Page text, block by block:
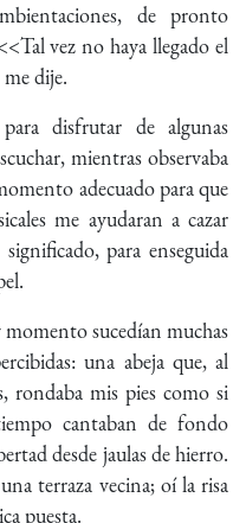
de pronto
vez no haya llegado el
dije.
disfrutar de algunas
mientras observaba
adecuado para que
me ayudaran a cazar
para enseguida
momento sucedían muchas
una abeja que, al
rondaba mis pies como si
cantaban de fondo
desde jaulas de hierro.
terraza vecina; oí la risa
puesta.